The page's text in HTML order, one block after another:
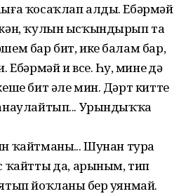
ҡосаҡлап алды. Ебәрмәй
ҡулын ысҡындырып та
бар бит, ике балам бар,
и все. Һуң, минең дә
бит әле мин. Дәрт китте
Урындыҡҡа
ҡайтманың... Шунан тура
ҡайттың да, арыным, тип
йоҡланың бер уянмай.